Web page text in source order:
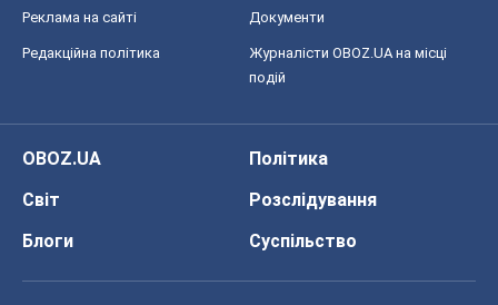
Реклама на сайті Документи
Редакційна політика
Журналісти OBOZ.UA на місці
подій
OBOZ.UA
Політика
Світ
Розслідування
Блоги
Суспільство